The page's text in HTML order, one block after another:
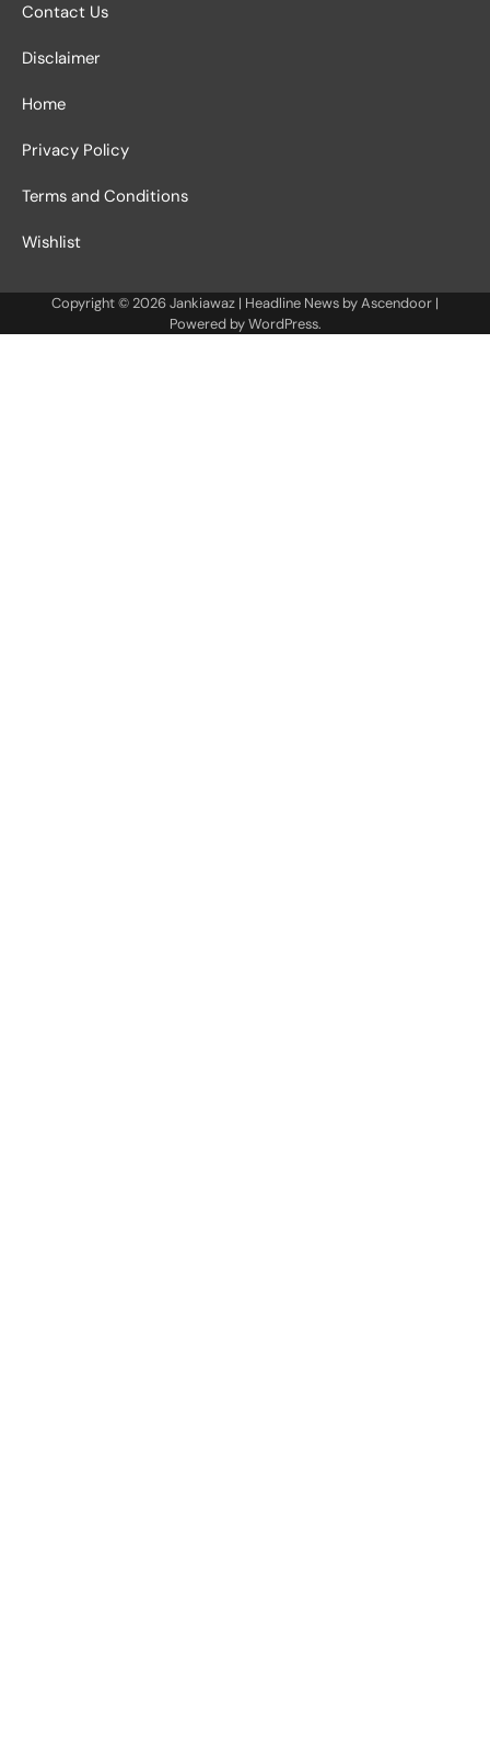
Contact Us
Disclaimer
Home
Privacy Policy
Terms and Conditions
Wishlist
Copyright © 2026Jankiawaz | Headline News byAscendoor |
Powered byWordPress.